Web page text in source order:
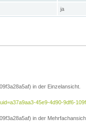
ja
in der Einzelansicht.
45e9-4d90-9df6-
in der